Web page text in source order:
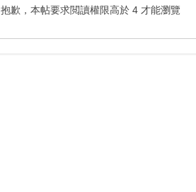
抱歉，本帖要求閲讀權限高於 4 才能瀏覽